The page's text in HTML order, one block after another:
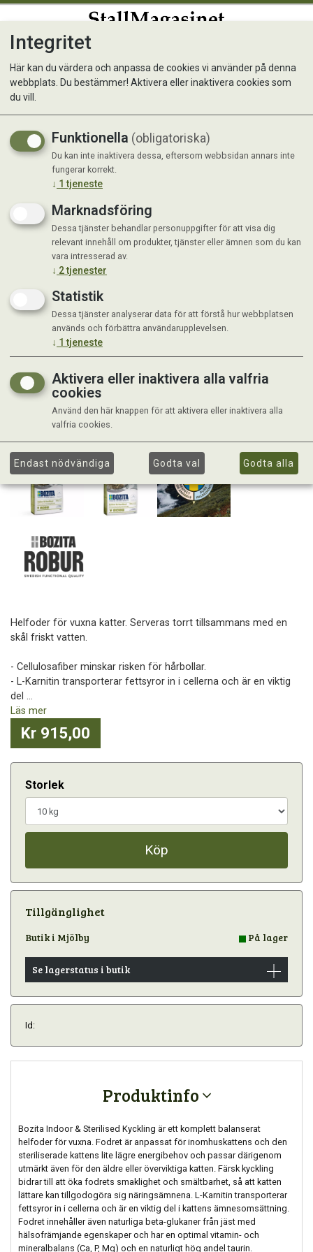
Bozita Ind Steri kyckling
Helfoder för vuxna katter. Serveras torrt tillsammans med en
skål friskt vatten.
- Cellulosafiber minskar risken för hårbollar.
- L-Karnitin transporterar fettsyror in i cellerna och är en viktig
del ...
Läs mer
Kr 915,00
Storlek
Köp
Tillgänglighet
Butik i Mjölby På lager
Se lagerstatus i butik
Id:
Produktinfo
Bozita Indoor & Sterilised Kyckling är ett komplett balanserat
helfoder för vuxna. Fodret är anpassat för inomhuskattens och den
steriliserade kattens lite lägre energibehov och passar därigenom
utmärkt även för den äldre eller överviktiga katten. Färsk kyckling
bidrar till att öka fodrets smaklighet och smältbarhet, så att katten
lättare kan tillgodogöra sig näringsämnena. L-Karnitin transporterar
fettsyror in i cellerna och är en viktig del i kattens ämnesomsättning.
Fodret innehåller även naturliga beta-glukaner från jäst med
hälsofrämjande egenskaper och har en optimal vitamin- och
mineralbalans (Ca, P, Mg) och en naturligt hög andel taurin.
Integritet
Här kan du värdera och anpassa de cookies vi använder på denna
webbplats. Du bestämmer! Aktivera eller inaktivera cookies som
du vill.
Funktionella (obligatoriska)
Du kan inte inaktivera dessa, eftersom webbsidan annars inte
fungerar korrekt.
↓ 1 tjeneste
Marknadsföring
Dessa tjänster behandlar personuppgifter för att visa dig
relevant innehåll om produkter, tjänster eller ämnen som du kan
vara intresserad av.
↓ 2tjenester
Statistik
Dessa tjänster analyserar data för att förstå hur webbplatsen
används och förbättra användarupplevelsen.
↓ 1 tjeneste
Aktivera eller inaktivera alla valfria
cookies
Använd den här knappen för att aktivera eller inaktivera alla
valfria cookies.
Endast nödvändiga Godta val Godta alla